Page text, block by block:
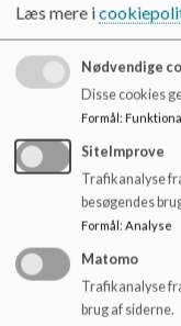
hvor der blandt andet
totalkommunikation,
fokuspunkter: 1)
som drengen også
sidst i garderoben
Dagens plan
skabe mere
Der udføres en
letter formidlingen til
Eksempel 2:
En pige opleves som
undgår
Læs mere i
Nødvendige
Disse cookies
Formål:
SiteImprove
Trafikanalyse
besøgendes
Formål: Analyse
Matomo
Trafikanalyse
brug af siderne.